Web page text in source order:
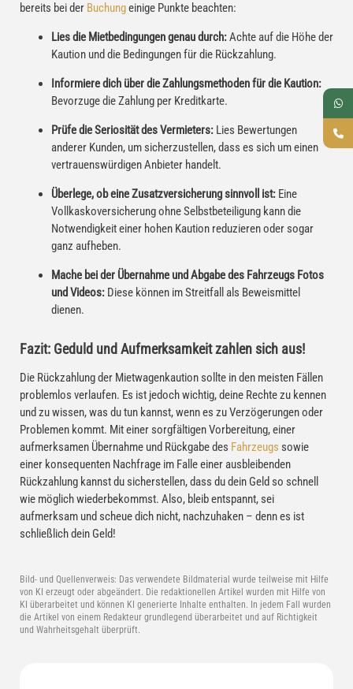
bereits bei der Buchungeinige Punkte beachten:
Lies die Mietbedingungen genau durch:Achte auf die Höhe der
Kaution und die Bedingungen für die Rückzahlung.
Informiere dich über die Zahlungsmethoden für die Kaution:
Bevorzuge die Zahlung per Kreditkarte.
Prüfe die Seriosität des Vermieters: Lies Bewertungen
anderer Kunden, um sicherzustellen, dass es sich um einen
vertrauenswürdigen Anbieter handelt.
Überlege, ob eine Zusatzversicherung sinnvoll ist: Eine
Vollkaskoversicherung ohne Selbstbeteiligung kann die
Notwendigkeit einer hohen Kaution reduzieren oder sogar
ganz aufheben.
Mache bei der Übernahme und Abgabe des Fahrzeugs Fotos
und Videos: Diese können im Streitfall als Beweismittel
dienen.
Fazit: Geduld und Aufmerksamkeit zahlen sich aus!
Die Rückzahlung der Mietwagenkaution sollte in den meisten Fällen
problemlos verlaufen. Es ist jedoch wichtig, deine Rechte zu kennen
und zu wissen, was du tun kannst, wenn es zu Verzögerungen oder
Problemen kommt. Mit einer sorgfältigen Vorbereitung, einer
aufmerksamen Übernahme und Rückgabe des Fahrzeugs sowie
einer konsequenten Nachfrage im Falle einer ausbleibenden
Rückzahlung kannst du sicherstellen, dass du dein Geld so schnell
wie möglich wiederbekommst. Also, bleib entspannt, sei
aufmerksam und scheue dich nicht, nachzuhaken – denn es ist
schließlich dein Geld!
Bild- und Quellenverweis: Das verwendete Bildmaterial wurde teilweise mit Hilfe
von KI erzeugt oder abgeändert. Die redaktionellen Artikel wurden mit Hilfe von
KI überarbeitet und können KI generierte Inhalte enthalten. In jedem Fall wurden
die Artikel von einem Redakteur grundlegend überarbeitet und auf Richtigkeit
und Wahrheitsgehalt überprüft.